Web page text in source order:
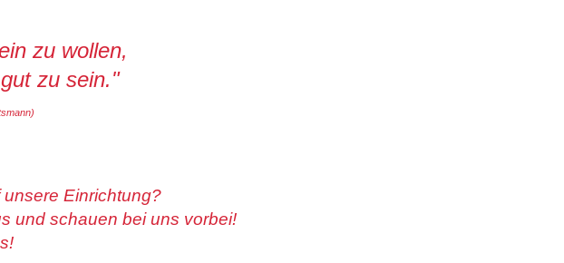
zu wollen,
zu sein."
Einrichtung?
und schauen bei uns vorbei!